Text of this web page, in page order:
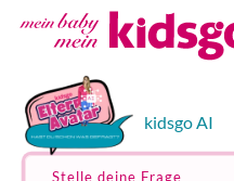
kidsgo AI
Stelle deine Frage